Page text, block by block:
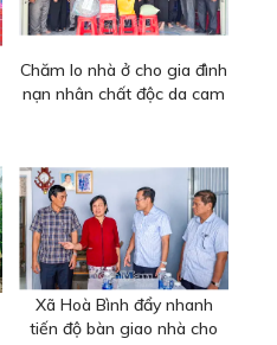
Chăm lo nhà ở cho gia đình
nạn nhân chất độc da cam
Xã Hoà Bình đẩy nhanh
tiến độ bàn giao nhà cho